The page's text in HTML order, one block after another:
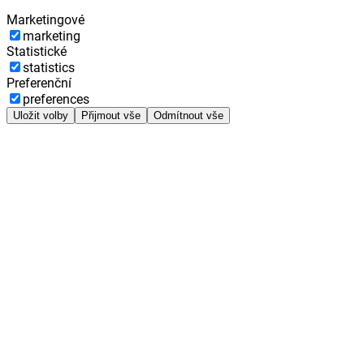
Marketingové
marketing
Statistické
statistics
Preferenční
preferences
Uložit volby Přijmout vše Odmítnout vše